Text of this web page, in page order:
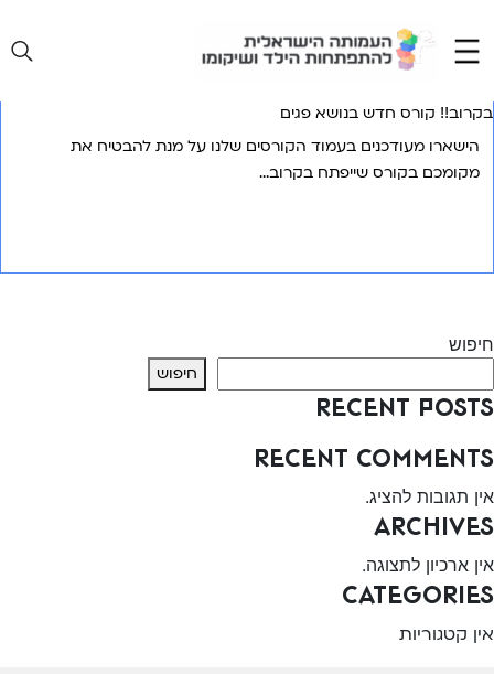
content
בקרוב!! קורס חדש בנושא פגים
הישארו מעודכנים בעמוד הקורסים שלנו על מנת להבטיח את
מקומכם בקורס שייפתח בקרוב…
חיפוש
חיפוש
Recent Posts
Recent Comments
אין תגובות להציג.
Archives
אין ארכיון לתצוגה.
Categories
אין קטגוריות